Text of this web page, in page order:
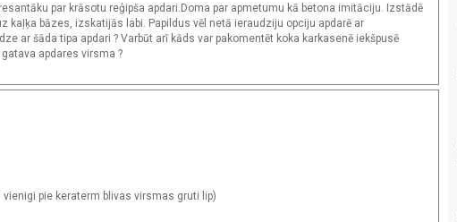
par krāsotu reģipša apdari.Doma par apmetumu kā betona imitāciju. Izstādē
bāzes, izskatijās labi. Papildus vēl netā ieraudziju opciju apdarē ar
ar šāda tipa apdari ? Varbūt arī kāds var pakomentēt koka karkasenē iekšpusē
apdares virsma ?
pie keraterm blivas virsmas gruti lip)